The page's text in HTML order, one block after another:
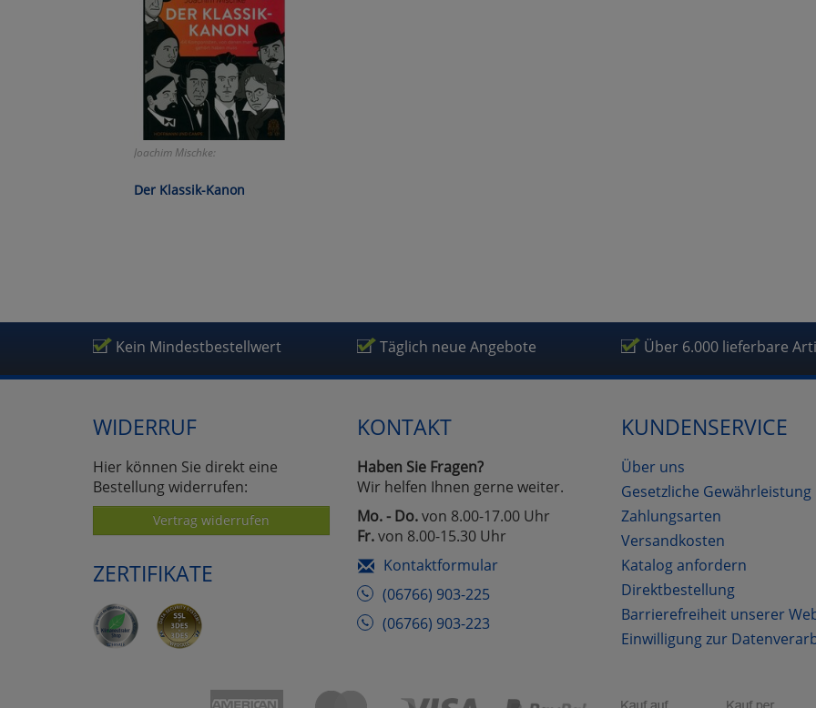
Joachim Mischke:
Der Klassik-Kanon
Kein Mindestbestellwert Täglich neue Angebote Über 6.000 lieferbare
WIDERRUF
Hier können Sie direkt eine
Bestellung widerrufen:
Vertrag widerrufen
ZERTIFIKATE
KONTAKT
Haben Sie Fragen?
Wir helfen Ihnen gerne weiter.
Mo. - Do.von 8.00-17.00 Uhr
Fr.von 8.00-15.30 Uhr
Kontaktformular
(06766) 903-225
(06766) 903-223
KUNDENSERVICE
Über uns
Gesetzliche Gewährleistung
Zahlungsarten
Versandkosten
Katalog anfordern
Direktbestellung
Barrierefreiheit unserer
Einwilligung zur